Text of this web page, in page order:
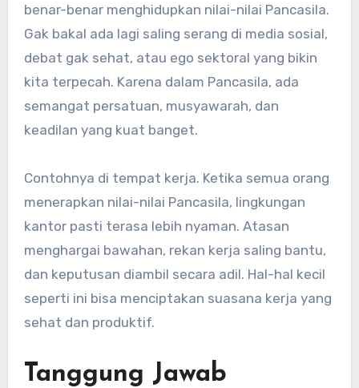
benar-benar menghidupkan nilai-nilai Pancasila.
Gak bakal ada lagi saling serang di media sosial,
debat gak sehat, atau ego sektoral yang bikin
kita terpecah. Karena dalam Pancasila, ada
semangat persatuan, musyawarah, dan
keadilan yang kuat banget.
Contohnya di tempat kerja. Ketika semua orang
menerapkan nilai-nilai Pancasila, lingkungan
kantor pasti terasa lebih nyaman. Atasan
menghargai bawahan, rekan kerja saling bantu,
dan keputusan diambil secara adil. Hal-hal kecil
seperti ini bisa menciptakan suasana kerja yang
sehat dan produktif.
Tanggung Jawab